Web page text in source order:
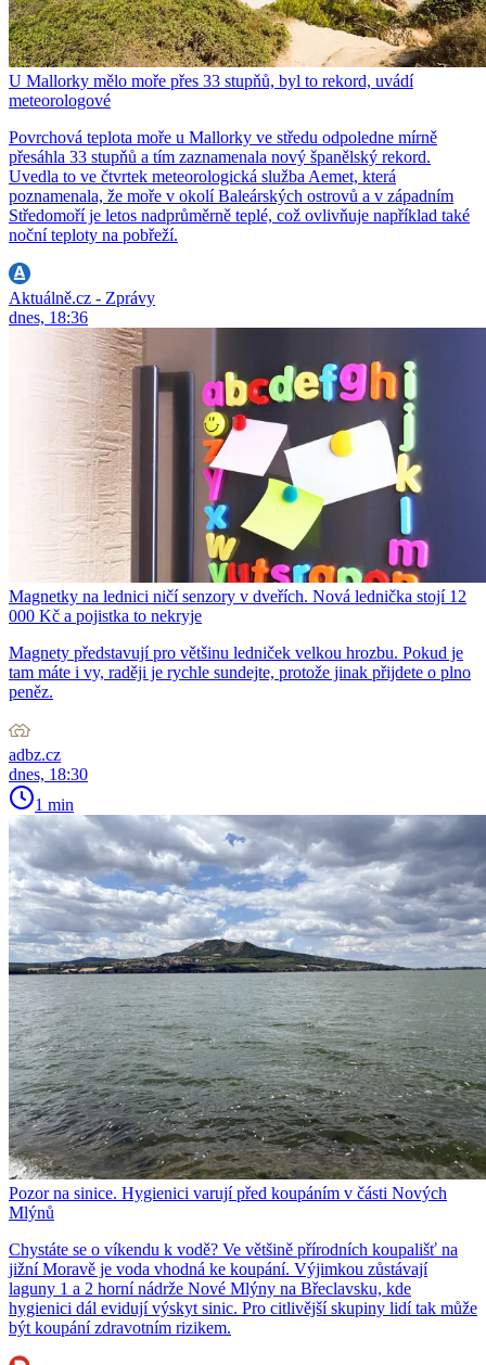
U Mallorky mělo moře přes 33 stupňů, byl to rekord, uvádí
meteorologové
Povrchová teplota moře u Mallorky ve středu odpoledne mírně
přesáhla 33 stupňů a tím zaznamenala nový španělský rekord.
Uvedla to ve čtvrtek meteorologická služba Aemet, která
poznamenala, že moře v okolí Baleárských ostrovů a v západním
Středomoří je letos nadprůměrně teplé, což ovlivňuje například také
noční teploty na pobřeží.
Aktuálně.cz - Zprávy
dnes, 18:36
Magnetky na lednici ničí senzory v dveřích. Nová lednička stojí 12
000 Kč a pojistka to nekryje
Magnety představují pro většinu ledniček velkou hrozbu. Pokud je
tam máte i vy, raději je rychle sundejte, protože jinak přijdete o plno
peněz.
adbz.cz
dnes, 18:30
1 min
Pozor na sinice. Hygienici varují před koupáním v části Nových
Mlýnů
Chystáte se o víkendu k vodě? Ve většině přírodních koupališť na
jižní Moravě je voda vhodná ke koupání. Výjimkou zůstávají
laguny 1 a 2 horní nádrže Nové Mlýny na Břeclavsku, kde
hygienici dál evidují výskyt sinic. Pro citlivější skupiny lidí tak může
být koupání zdravotním rizikem.